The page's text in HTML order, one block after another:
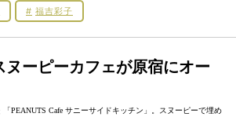
福吉彩子
ヌーピーカフェが原宿にオー
PEANUTS Cafe サニーサイドキッチン」。スヌーピーで埋め